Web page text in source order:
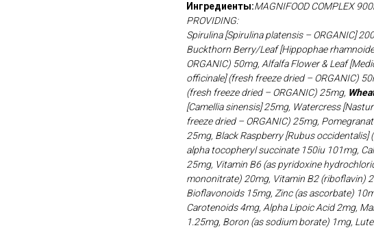
Ингредиенты:MAGNIFOOD COMPLEX
PROVIDING:
Spirulina [Spirulina platensis – ORGANIC]
Buckthorn Berry/Leaf [Hippophae
ORGANIC) 50mg, Alfalfa Flower & Leaf
officinale] (fresh freeze dried – ORGANIC)
(fresh freeze dried – ORGANIC) 25mg,
[Camellia sinensis] 25mg, Watercress
freeze dried – ORGANIC) 25mg,
25mg, Black Raspberry [Rubus occidentalis]
alpha tocopheryl succinate 150iu 101mg,
25mg, Vitamin B6 (as pyridoxine
mononitrate) 20mg, Vitamin B2 (riboflavin)
Bioflavonoids 15mg, Zinc (as ascorbate)
Carotenoids 4mg, Alpha Lipoic Acid 2mg,
1.25mg, Boron (as sodium borate) 1mg,